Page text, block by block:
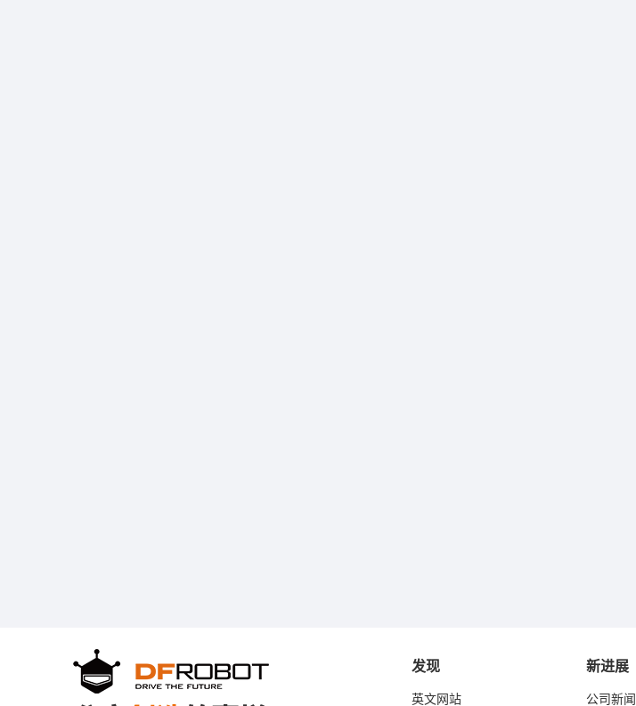
发现
英文网站
新进展
公司新闻